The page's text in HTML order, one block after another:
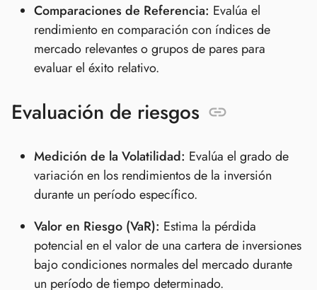
Comparaciones de Referencia: Evalúa el
rendimiento en comparación con índices de
mercado relevantes o grupos de pares para
evaluar el éxito relativo.
Evaluación de riesgos
Medición de la Volatilidad: Evalúa el grado de
variación en los rendimientos de la inversión
durante un período específico.
Valor en Riesgo (VaR): Estima la pérdida
potencial en el valor de una cartera de inversiones
bajo condiciones normales del mercado durante
un período de tiempo determinado.